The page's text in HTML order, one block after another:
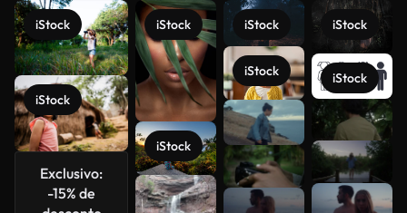
iStock
iStock
Exclusivo:
-15% de
iStock
iStock
iStock
iStock
iStock
iStock
Veja mais